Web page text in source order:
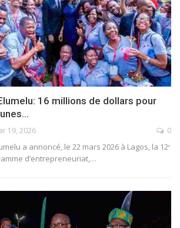
16 millions de dollars pour
19, 2026 0
a annoncé, le 22 mars 2026 à Lagos, la 12ᵉ
d’entrepreneuriat,…